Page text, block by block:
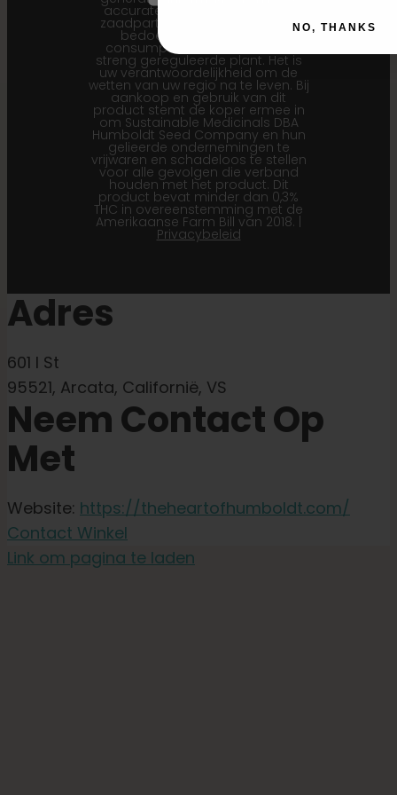
accurate is voor onze huidige
zaadpartijen. Dit product is niet
bedoeld voor menselijke
consumptie. Cannabis is een
streng gereguleerde plant. Het is
uw verantwoordelijkheid om de
wetten van uw regio na te leven. Bij
aankoop en gebruik van dit
product stemt de koper ermee in
om Sustainable Medicinals DBA
Humboldt Seed Company en hun
gelieerde ondernemingen te
vrijwaren en schadeloos te stellen
voor alle gevolgen die verband
houden met het product. Dit
product bevat minder dan 0,3%
THC in overeenstemming met de
Amerikaanse Farm Bill van 2018. |
Privacybeleid
Adres
601 I St
95521, Arcata, Californië, VS
Neem Contact Op
Met
Website: https://theheartofhumboldt.com/
Contact Winkel
Link om pagina te laden
NO, THANKS